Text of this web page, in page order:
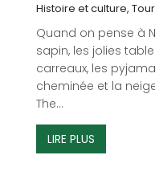
Histoire et culture,
Quand on pense à
sapin, les jolies
carreaux, les
cheminée et la
The...
LIRE PLUS